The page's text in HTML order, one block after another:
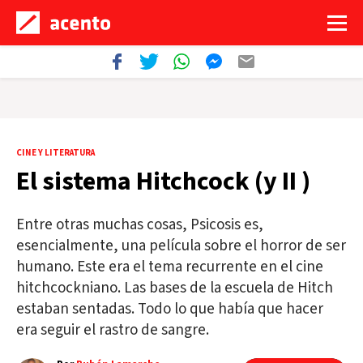
CINE Y LITERATURA
El sistema Hitchcock (y II )
Entre otras muchas cosas, Psicosis es,
esencialmente, una película sobre el horror de ser
humano. Este era el tema recurrente en el cine
hitchcockniano. Las bases de la escuela de Hitch
estaban sentadas. Todo lo que había que hacer
era seguir el rastro de sangre.